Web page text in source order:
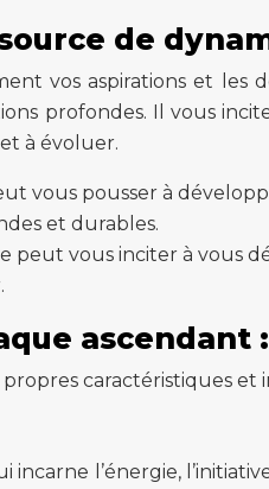
de
vos aspirations et
profondes. Il vous
à évoluer.
vous pousser à
et durables.
peut vous inciter à vous
caractéristiques
incarne l’énergie,